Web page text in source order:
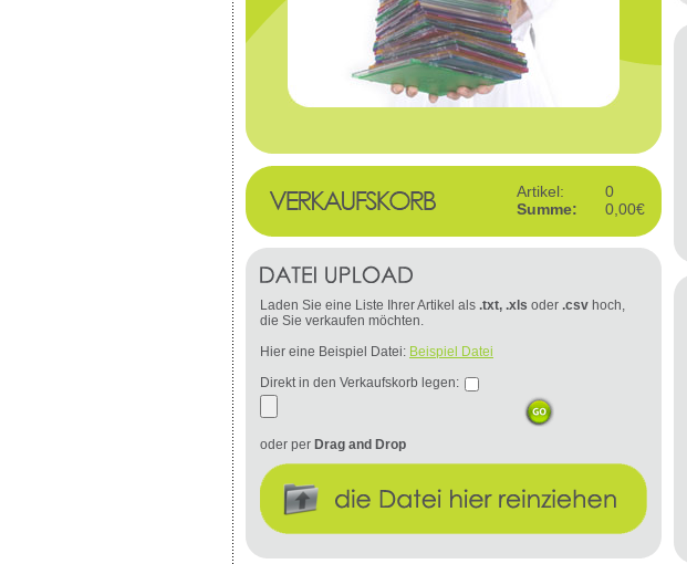
Artikel:
0
Summe:
0,00€
Laden Sie eine Liste Ihrer Artikel als .txt, .xls oder .csv hoch,
die Sie verkaufen möchten.
Hier eine Beispiel Datei: Beispiel Datei
Direkt in den Verkaufskorb legen:
oder per Drag and Drop